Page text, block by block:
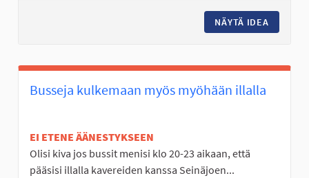
NÄYTÄ IDEA
Busseja kulkemaan myös myöhään illalla
EI ETENE ÄÄNESTYKSEEN
Olisi kiva jos bussit menisi klo 20-23 aikaan, että
pääsisi illalla kavereiden kanssa Seinäjoen...